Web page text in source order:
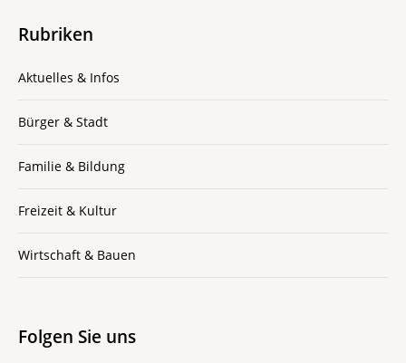
Rubriken
Aktuelles & Infos
Bürger & Stadt
Familie & Bildung
Freizeit & Kultur
Wirtschaft & Bauen
Folgen Sie uns